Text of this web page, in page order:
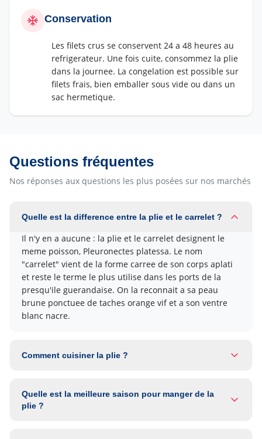
Conservation
Les filets crus se conservent 24 a 48 heures au
refrigerateur. Une fois cuite, consommez la plie
dans la journee. La congelation est possible sur
filets frais, bien emballer sous vide ou dans un
sac hermetique.
Questions fréquentes
Nos réponses aux questions les plus posées sur nos marchés
Quelle est la difference entre la plie et le carrelet ?
Il n'y en a aucune : la plie et le carrelet designent le
meme poisson, Pleuronectes platessa. Le nom
"carrelet" vient de la forme carree de son corps aplati
et reste le terme le plus utilise dans les ports de la
presqu'ile guerandaise. On la reconnait a sa peau
brune ponctuee de taches orange vif et a son ventre
blanc nacre.
Comment cuisiner la plie ?
Quelle est la meilleure saison pour manger de la
plie ?